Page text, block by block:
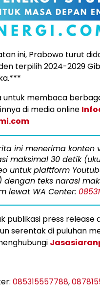
ini, Prabowo turut
terpilih 2024-2029
untuk membaca
di media online
ini menerima konten
maksimal 30 detik
untuk plaftform
dengan teks narasi
lewat WA Center:
publikasi press release
serentak di puluhan
085315557788,